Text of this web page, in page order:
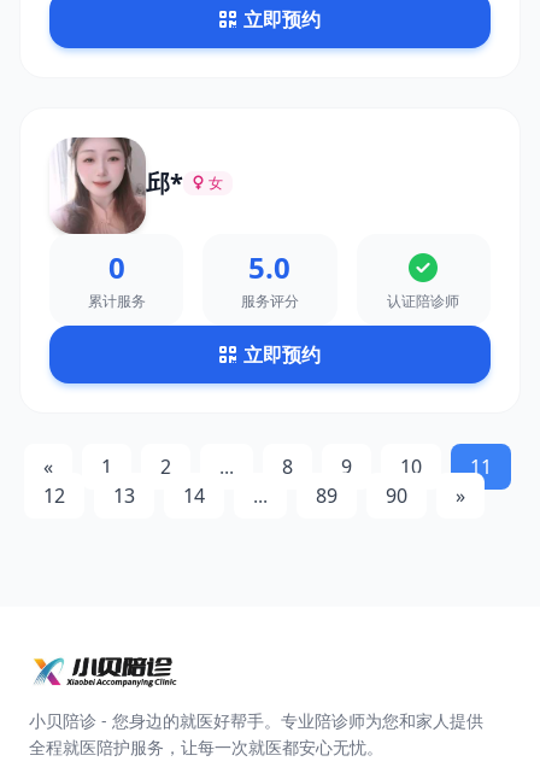
立即预约
邱* 女
0
累计服务
5.0
服务评分 认证陪诊师
立即预约
« 1 2 ... 8 9 10
11
12
13 14 ... 89 90 »
小贝陪诊 - 您身边的就医好帮手。专业陪诊师为您和家人提供
全程就医陪护服务，让每一次就医都安心无忧。